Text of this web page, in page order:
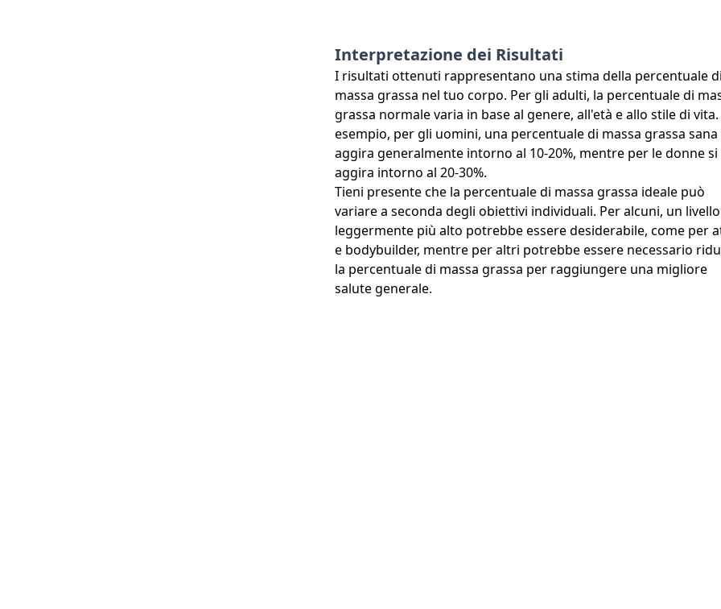
Interpretazione dei Risultati
I risultati ottenuti rappresentano una stima della percentuale
massa grassa nel tuo corpo. Per gli adulti, la percentuale di
grassa normale varia in base al genere, all'età e allo stile di vita.
esempio, per gli uomini, una percentuale di massa grassa sana
aggira generalmente intorno al 10-20%, mentre per le donne si
aggira intorno al 20-30%.
Tieni presente che la percentuale di massa grassa ideale può
variare a seconda degli obiettivi individuali. Per alcuni, un livello
leggermente più alto potrebbe essere desiderabile, come per
e bodybuilder, mentre per altri potrebbe essere necessario
la percentuale di massa grassa per raggiungere una migliore
salute generale.